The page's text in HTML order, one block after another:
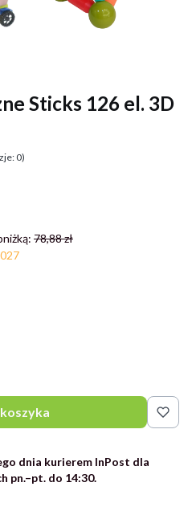
Sticks 126 el. 3D
0)
78,88 zł
dnia kurierem InPost dla
pn.–pt. do 14:30.